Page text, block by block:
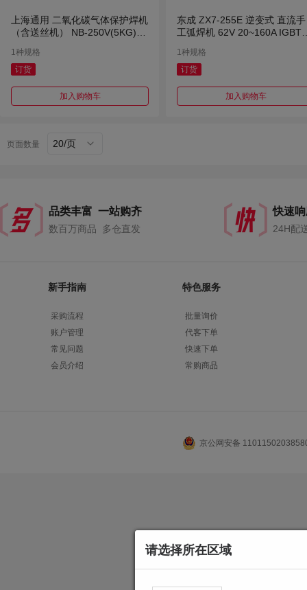
上海通用 二氧化碳气体保护焊机
（含送丝机） NB-250V(5KG) 2
1种规格
订货
加入购物车
东成 ZX7-255E 逆变式 直流手
工弧焊机 62V 20~160A IGBT
1种规格
订货
加入购物车
页面数量 20/页
品类丰富 一站购齐
数百万商品 多仓直发
快速
24H配
新手指南
采购流程
账户管理
常见问题
会员介绍
特色服务
批量询价
代客下单
快速下单
常购商品
京公网安备
请选择所在区域